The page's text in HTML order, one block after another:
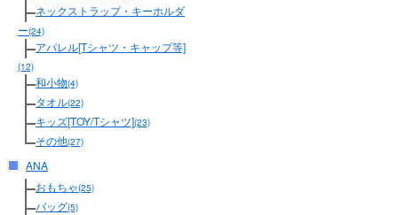
ネックストラップ・キーホルダ
ー(24)
アパレル[Tシャツ・キャップ等]
(12)
和小物(4)
タオル(22)
キッズ[TOY/Tシャツ](23)
その他(27)
ANA
おもちゃ(25)
バッグ(5)